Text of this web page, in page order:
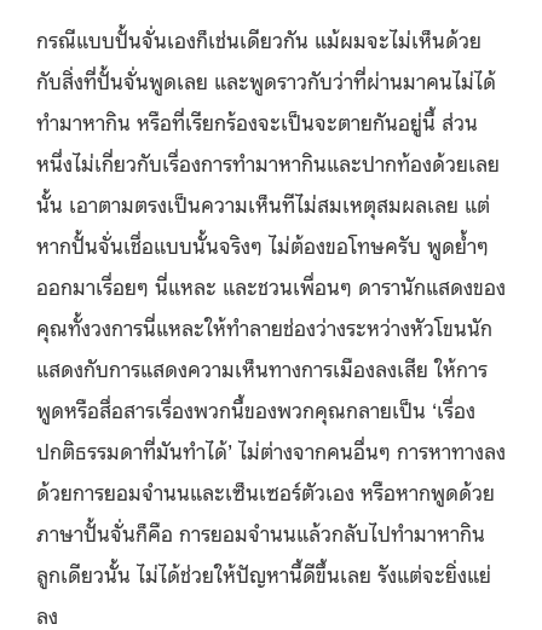
กรณีแบบปั้นจั่นเองก็เช่นเดียวกัน แม้ผมจะไม่เห็นด้วย
กับสิ่งที่ปั้นจั่นพูดเลย และพูดราวกับว่าที่ผ่านมาคนไม่ได้
ทำมาหากิน หรือที่เรียกร้องจะเป็นจะตายกันอยู่นี้ ส่วน
หนึ่งไม่เกี่ยวกับเรื่องการทำมาหากินและปากท้องด้วยเลย
นั้น เอาตามตรงเป็นความเห็นทีไม่สมเหตุสมผลเลย แต่
หากปั้นจั่นเชื่อแบบนั้นจริงๆ ไม่ต้องขอโทษครับ พูดย้ำๆ
ออกมาเรื่อยๆ นี่แหละ และชวนเพื่อนๆ ดารานักแสดงของ
คุณทั้งวงการนี่แหละให้ทำลายช่องว่างระหว่างหัวโขนนัก
แสดงกับการแสดงความเห็นทางการเมืองลงเสีย ให้การ
พูดหรือสื่อสารเรื่องพวกนี้ของพวกคุณกลายเป็น ‘เรื่อง
ปกติธรรมดาที่มันทำได้’ ไม่ต่างจากคนอื่นๆ การหาทางลง
ด้วยการยอมจำนนและเซ็นเซอร์ตัวเอง หรือหากพูดด้วย
ภาษาปั้นจั่นก็คือ การยอมจำนนแล้วกลับไปทำมาหากิน
ลูกเดียวนั้น ไม่ได้ช่วยให้ปัญหานี้ดีขึ้นเลย รังแต่จะยิ่งแย่
ลง